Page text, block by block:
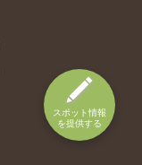
スポット情報
を提供する